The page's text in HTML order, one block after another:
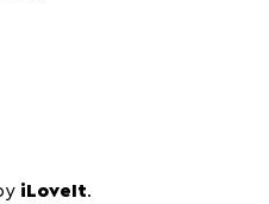
iLoveIt.